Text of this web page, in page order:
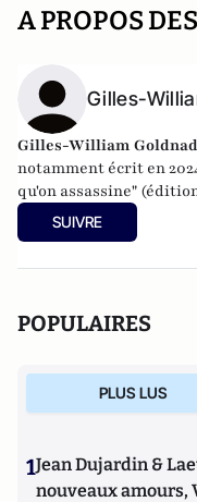
A PROPOS
Gilles-
Gilles-William
notamment écrit en
qu'on assassine"
résistance au fascisme
éditions de Passy).
SUIVRE
POPULAIRES
PLUS LUS
1Jean Dujardin &
nouveaux amours,